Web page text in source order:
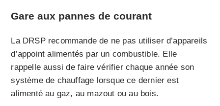
Gare aux pannes de courant
La DRSP recommande de ne pas utiliser d’appareils
d’appoint alimentés par un combustible. Elle
rappelle aussi de faire vérifier chaque année son
système de chauffage lorsque ce dernier est
alimenté au gaz, au mazout ou au bois.